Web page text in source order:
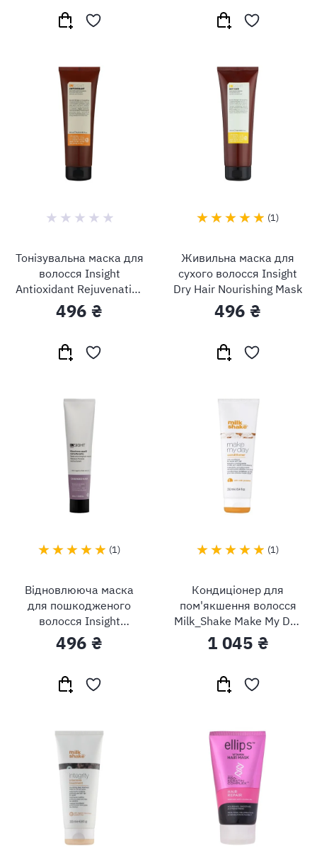
Тонізувальна маска для
волосся Insight
Antioxidant Rejuvenating
Mask
496 ₴
1
Живильна маска для
сухого волосся Insight
Dry Hair Nourishing Mask
496 ₴
1
Відновлююча маска
для пошкодженого
волосся Insight
Damaged Hair
Restructurizing Mask
496 ₴
1
Кондиціонер для
пом'якшення волосся
Milk_Shake Make My Day
Conditioner
1 045 ₴